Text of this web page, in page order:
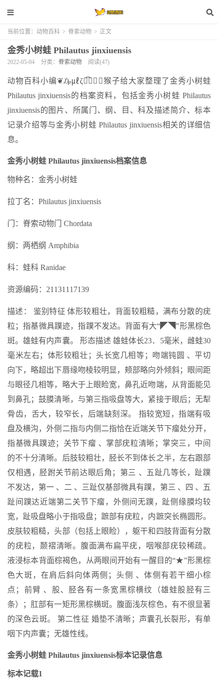
当前位置： 动物百科 > 脊索动物 > 正文
金秀小树蛙 Philautus jinxiuensis
2022-05-04 分类： 脊索动物 阅读(47)
动物百科小编❦₯㎕ζั͡✾✎﹏猴子给大家整理了金秀小树蛙
Philautus jinxiuensis的档案资料，包括金秀小树蛙 Philautus
jinxiuensis的图片、所属门、纲、目、科及描述简介、标本
记录介绍等与金秀小树蛙 Philautus jinxiuensis相关的详细信
息。
金秀小树蛙 Philautus jinxiuensis档案信息
物种名：金秀小树蛙
拉丁名：Philautus jinxiuensis
门：脊索动物门 Chordata
纲：两栖纲 Amphibia
科：蛙科 Ranidae
资源编码：21131117139
描述： 鉴别特征 体形较粗壮，背面较粗糙，满布分散的疣
粒；指基微具蹼迹，指蹼不发达。背面有大“◤◥”形黑棕色
斑。雄蛙有内声囊。 形态描述 雄蛙体长23．5毫米，雌蛙30
毫米左右；体形较粗壮；头长宽几相等；吻端钝圆 、平切
向下，略超出下唇缘吻棱较明显，颊部略向外倾斜；眼间距
与眼径几相等，略大于上眼睑宽，鼻孔近吻端，从背面能见
到鼻孔；鼓膜清晰，与第三指吸盘等大，紧接于眼后；无犁
骨齿，舌大，较窄长，后端缺刻深。 指较宽短，指端有吸
盘及横沟，外侧二指与内侧二指恰在近端关节下瘤处分开，
指基微具蹼迹；关节下瘤 、掌部疣粒清晰；掌突三，中间
的不十分清晰。后肢较粗壮，胫长不到体长之半，左右跟部
仅相遇，胫跗关节前达眼后角；第三 、五趾几等长，趾蹼
不发达，第一 、二 、三趾仅基部微具有蹼，第三 、四 、五
趾间蹼达近端第二关节下瘤，外侧间无蹼，趾侧缘膜均较
宽，趾吸盘略小于指吸盘；蹠部有疣粒，内蹠突长椭圆形。
皮肤较粗糙，头部（包括上眼睑），躯干和四肢背面有分散
的疣粒，颞褶清晰。腹面满布扁平疣，咽喉部疣较稀疏。
液浸标本背面棕褐色，从两眼间开始有一醒目的“★”形黑棕
色大斑，在肩后斜向体两侧；头侧 、体侧有若干细小棕
点；前臂 、股、胫各有一条宽黑棕横纹（雄蛙股胫有三
条）；肛部有一矩形黑棕横斑。腹面浅灰棕色，有不很显著
的深色云斑。 第二性征 婚垫不清晰；声囊孔长裂形，有单
咽下内声囊；无雄性线。
金秀小树蛙 Philautus jinxiuensis标本记录信息
标本记载1